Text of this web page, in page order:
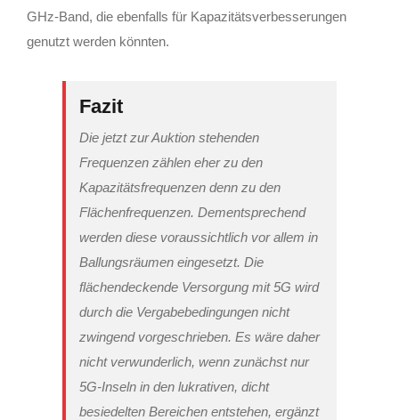
GHz-Band, die ebenfalls für Kapazitätsverbesserungen
genutzt werden könnten.
Fazit
Die jetzt zur Auktion stehenden
Frequenzen zählen eher zu den
Kapazitätsfrequenzen denn zu den
Flächenfrequenzen. Dementsprechend
werden diese voraussichtlich vor allem in
Ballungsräumen eingesetzt. Die
flächendeckende Versorgung mit 5G wird
durch die Vergabebedingungen nicht
zwingend vorgeschrieben. Es wäre daher
nicht verwunderlich, wenn zunächst nur
5G-Inseln in den lukrativen, dicht
besiedelten Bereichen entstehen, ergänzt